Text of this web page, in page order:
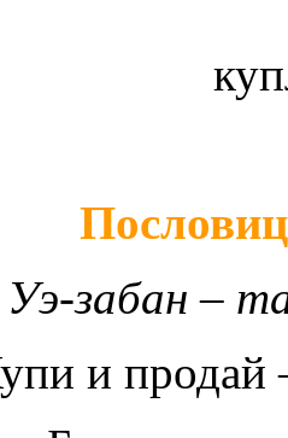
Уэ-забан –
и продай